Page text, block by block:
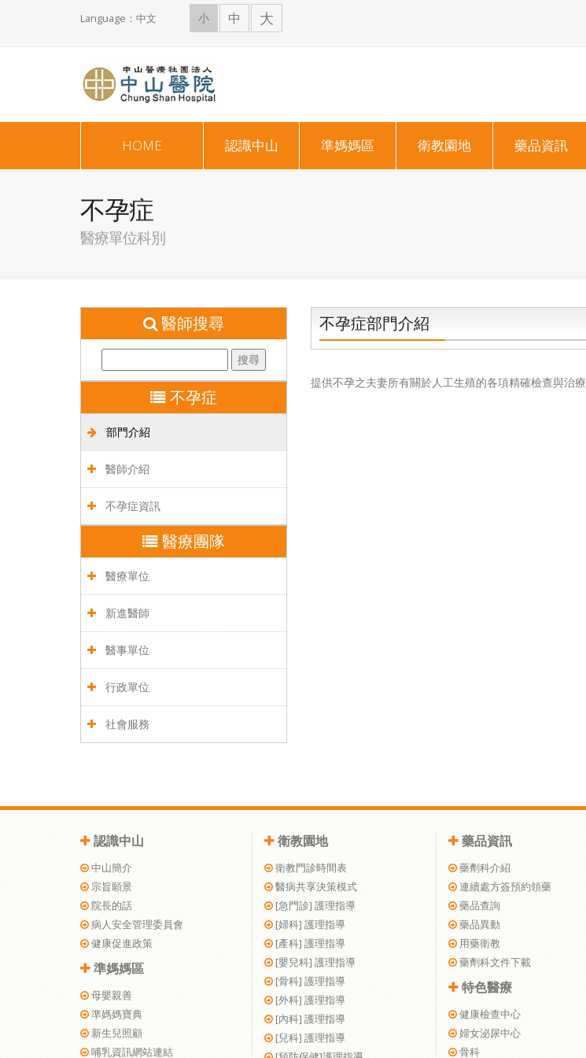
Language：中文 小 中 大
HOME 認識中山 準媽媽區 衛教園地 藥品資訊
不孕症
醫療單位科別
醫師搜尋
不孕症
部門介紹
醫師介紹
不孕症資訊
醫療團隊
醫療單位
新進醫師
醫事單位
行政單位
社會服務
不孕症部門介紹
提供不孕之夫妻所有關於人工生殖的各項精確檢查與治療
認識中山
中山簡介
宗旨願景
院長的話
病人安全管理委員會
健康促進政策
準媽媽區
母嬰親善
準媽媽寶典
新生兒照顧
哺乳資訊網站連結
衛教園地
衛教門診時間表
醫病共享決策模式
[急門診] 護理指導
[婦科] 護理指導
[產科] 護理指導
[嬰兒科] 護理指導
[骨科] 護理指導
[外科] 護理指導
[內科] 護理指導
[兒科] 護理指導
藥品資訊
藥劑科介紹
連續處方簽預約領藥
藥品查詢
藥品異動
用藥衛教
藥劑科文件下載
特色醫療
健康檢查中心
婦女泌尿中心
骨科